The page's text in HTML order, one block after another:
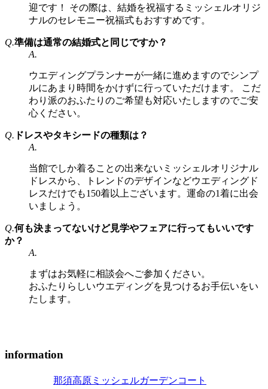
迎です！ その際は、結婚を祝福するミッシェルオリジ
ナルのセレモニー祝福式もおすすめです。
Q.準備は通常の結婚式と同じですか？
A.
ウエディングプランナーが一緒に進めますのでシンプ
ルにあまり時間をかけずに行っていただけます。 こだ
わり派のおふたりのご希望も対応いたしますのでご安
心ください。
Q. ドレスやタキシードの種類は？
A.
当館でしか着ることの出来ないミッシェルオリジナル
ドレスから、トレンドのデザインなどウエディングド
レスだけでも150着以上ございます。運命の1着に出会
いましょう。
Q.何も決まってないけど見学やフェアに行ってもいいです
か？
A.
まずはお気軽に相談会へご参加ください。
おふたりらしいウエディングを見つけるお手伝いをい
たします。
information
那須高原ミッシェルガーデンコート